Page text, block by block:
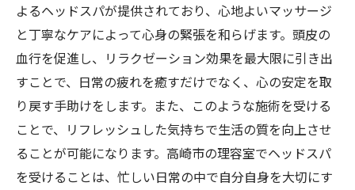
よるヘッドスパが提供されており、心地よいマッサージ
と丁寧なケアによって心身の緊張を和らげます。頭皮の
血行を促進し、リラクゼーション効果を最大限に引き出
すことで、日常の疲れを癒すだけでなく、心の安定を取
り戻す手助けをします。また、このような施術を受ける
ことで、リフレッシュした気持ちで生活の質を向上させ
ることが可能になります。高崎市の理容室でヘッドスパ
を受けることは、忙しい日常の中で自分自身を大切にす